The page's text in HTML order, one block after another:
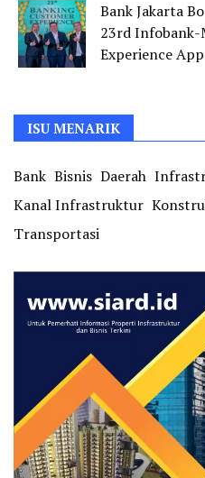
Bank Jakarta
23rd Infobank-
Experience
ISU MENARIK
Bank Bisnis Daerah
Kanal Infrastruktur
Transportasi